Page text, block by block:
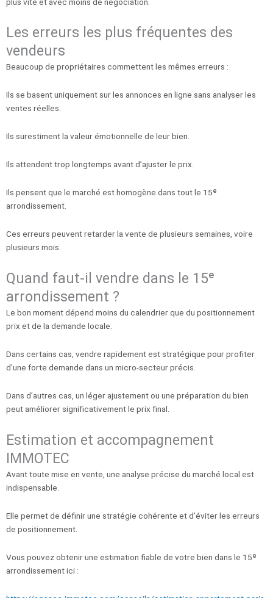
Les erreurs les plus fréquentes des
vendeurs
Beaucoup de propriétaires commettent les mêmes erreurs :
Ils se basent uniquement sur les annonces en ligne sans analyser les
ventes réelles.
Ils surestiment la valeur émotionnelle de leur bien.
Ils attendent trop longtemps avant d’ajuster le prix.
Ils pensent que le marché est homogène dans tout le 15ᵉ
arrondissement.
Ces erreurs peuvent retarder la vente de plusieurs semaines, voire
plusieurs mois.
Quand faut-il vendre dans le 15ᵉ
arrondissement ?
Le bon moment dépend moins du calendrier que du positionnement
prix et de la demande locale.
Dans certains cas, vendre rapidement est stratégique pour profiter
d’une forte demande dans un micro-secteur précis.
Dans d’autres cas, un léger ajustement ou une préparation du bien
peut améliorer significativement le prix final.
Estimation et accompagnement
IMMOTEC
Avant toute mise en vente, une analyse précise du marché local est
indispensable.
Elle permet de définir une stratégie cohérente et d’éviter les erreurs
de positionnement.
Vous pouvez obtenir une estimation fiable de votre bien dans le 15ᵉ
arrondissement ici :